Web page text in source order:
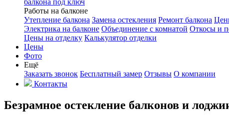
балкона под ключ
Работы на балконе
Утепление балкона Замена остекления Ремонт балкона
Электрика на балконе Объединение с комнатой Откосы и
Цены на отделку Калькулятор отделки
Цены
Фото
Ещё
Заказать звонок Бесплатный замер Отзывы О компании
Контакты
Безрамное остекление балконов и